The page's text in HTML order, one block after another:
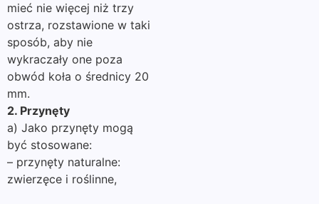
mieć nie więcej niż trzy
ostrza, rozstawione w taki
sposób, aby nie
wykraczały one poza
obwód koła o średnicy 20
mm.
2. Przynęty
a) Jako przynęty mogą
być stosowane:
– przynęty naturalne:
zwierzęce i roślinne,